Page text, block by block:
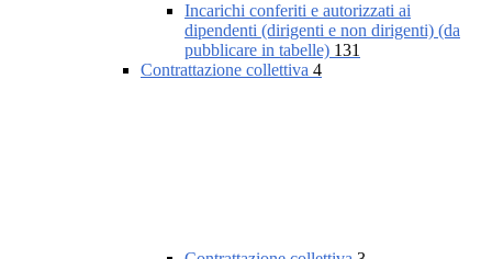
Incarichi conferiti e autorizzati ai
dipendenti (dirigenti e non dirigenti) (da
pubblicare in tabelle) 131
Contrattazione collettiva 4